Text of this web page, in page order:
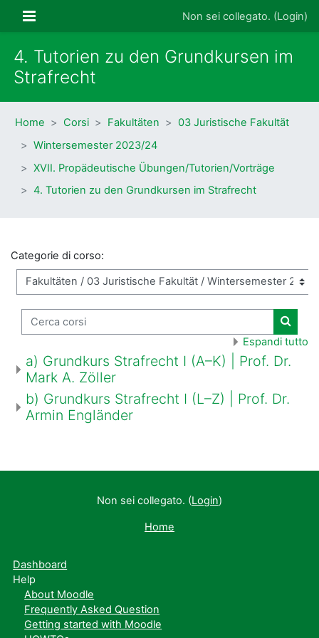
Pannello laterale Non sei collegato. (Login)
4. Tutorien zu den Grundkursen im
Strafrecht
Home Corsi Fakultäten
03 Juristische Fakultät
Wintersemester 2023/24
XVII. Propädeutische Übungen/Tutorien/Vorträge
4. Tutorien zu den Grundkursen im Strafrecht
Categorie di corso:
Cerca corsi
Cerca
Espandi tutto
a) Grundkurs Strafrecht I (A–K) | Prof. Dr.
Mark A. Zöller
b) Grundkurs Strafrecht I (L–Z) | Prof. Dr.
Armin Engländer
Non sei collegato. (Login)
Home
Dashboard
Help
About Moodle
Frequently Asked Question
Getting started with Moodle